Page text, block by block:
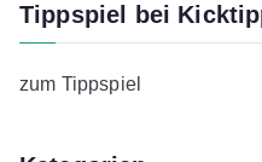
Tippspiel bei
zum Tippspiel